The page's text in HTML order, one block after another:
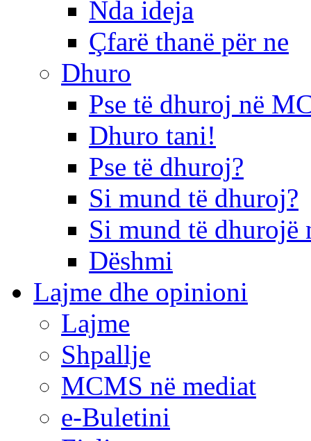
Nda ideja
Çfarë thanë për ne
Dhuro
Pse të dhuroj në
Dhuro tani!
Pse të dhuroj?
Si mund të dhuroj?
Si mund të dhurojë
Dëshmi
Lajme dhe opinioni
Lajme
Shpallje
MCMS në mediat
e-Buletini